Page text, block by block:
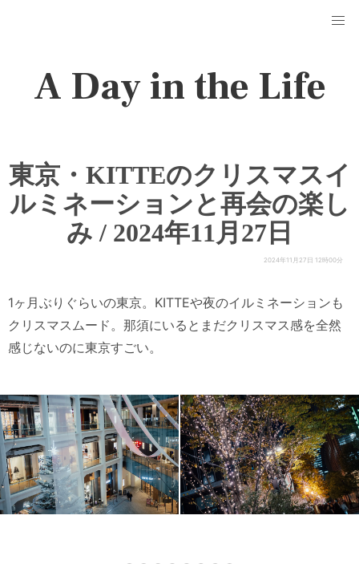
A Day in the Life
東京・KITTEのクリスマスイ
ルミネーションと再会の楽し
み / 2024年11月27日
2024年11月27日 12時00分
1ヶ月ぶりぐらいの東京。KITTEや夜のイルミネーションも
クリスマスムード。那須にいるとまだクリスマス感を全然
感じないのに東京すごい。